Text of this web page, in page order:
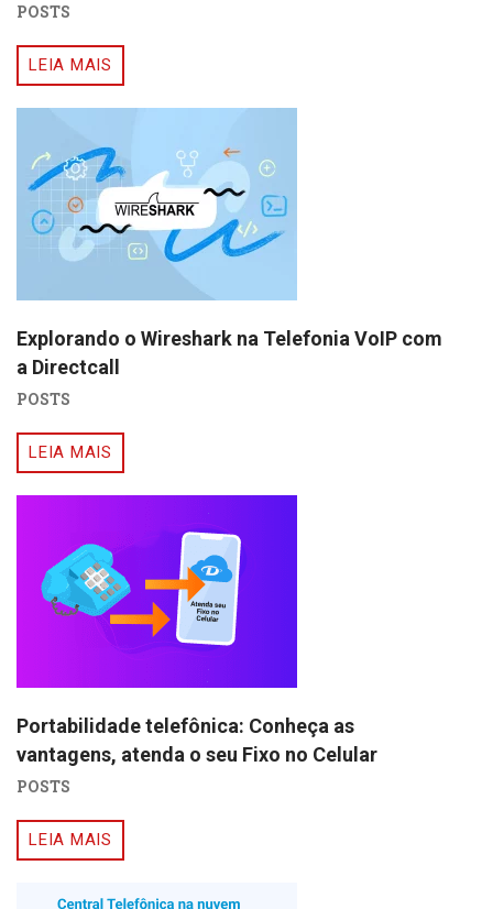
POSTS
LEIA MAIS
Explorando o Wireshark na Telefonia VoIP com
a Directcall
POSTS
LEIA MAIS
Portabilidade telefônica: Conheça as
vantagens, atenda o seu Fixo no Celular
POSTS
LEIA MAIS